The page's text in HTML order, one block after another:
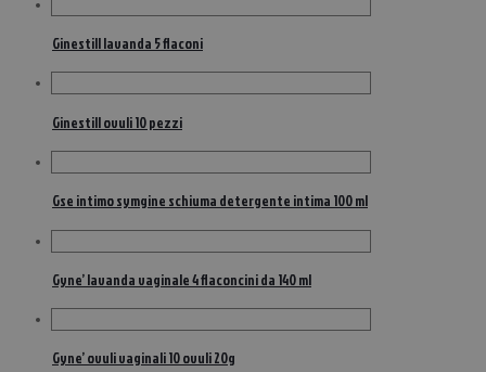
Ginestill lavanda 5 flaconi
Ginestill ovuli 10 pezzi
Gse intimo symgine schiuma detergente intima 100 ml
Gyne’ lavanda vaginale 4 flaconcini da 140 ml
Gyne’ ovuli vaginali 10 ovuli 20g